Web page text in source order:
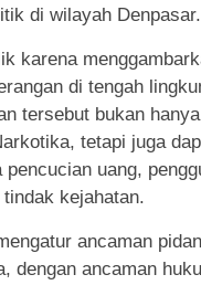
di wilayah Denpasar.
karena
di tengah
tersebut bukan
tetapi juga
uang,
kejahatan.
ancaman
dengan ancaman